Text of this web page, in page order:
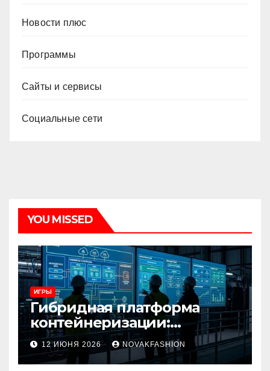
Новости плюс
Программы
Сайты и сервисы
Социальные сети
YOU MISSED
ИГРЫ
Гибридная платформа
контейнеризации:
архитектура, особенности
и сценарии использования
12 ИЮНЯ 2026 NOVAKFASHION